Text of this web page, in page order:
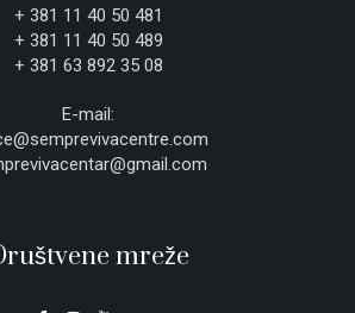
+ 381 11 40 50 481
+ 381 11 40 50 489
+ 381 63 892 35 08
E-mail:
mreže